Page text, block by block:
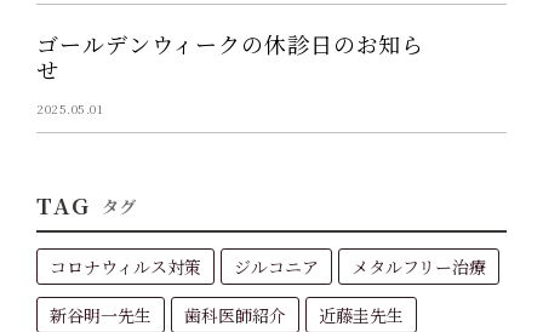
ゴールデンウィークの休診日のお知ら
せ
2025.05.01
TAG タグ
コロナウィルス対策 ジルコニア
メタルフリー治療
新谷明一先生
歯科医師紹介 近藤圭先生